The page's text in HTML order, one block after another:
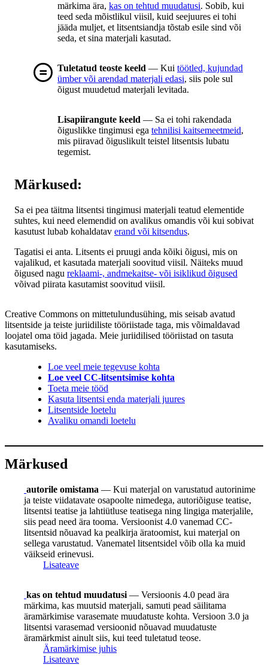
märkima ära, kas on tehtud muudatusi. Sobib, kui
teed seda mõistlikul viisil, kuid seejuures ei tohi
jääda muljet, et litsentsiandja tõstab esile sind või
seda, et sina materjali kasutad.
Tuletatud teoste keeld — Kui töötled, kujundad
ümber või arendad materjali edasi, siis pole sul
õigust muudetud materjali levitada.
Lisapiirangute keeld — Sa ei tohi rakendada
õiguslikke tingimusi ega tehnilisi kaitsemeetmeid,
mis piiravad õiguslikult teistel litsentsis lubatu
tegemist.
Märkused:
Sa ei pea täitma litsentsi tingimusi materjali teatud elementide
suhtes, kui need elemendid on avalikus omandis või kui sobivat
kasutust lubab kohaldatav erand või kitsendus.
Tagatisi ei anta. Litsents ei pruugi anda kõiki õigusi, mis on
vajalikud, et kasutada materjali soovitud viisil. Näiteks muud
õigused nagu reklaami-, andmekaitse- või isiklikud õigused
võivad piirata kasutamist soovitud viisil.
Creative Commons on mittetulundusühing, mis seisab avatud
litsentside ja teiste juriidiliste tööriistade taga, mis võimaldavad
loojatel oma töid jagada. Meie juriidilised tööriistad on tasuta
kasutamiseks.
Loe veel meie tegevuse kohta
Loe veel CC-litsentsimise kohta
Toeta meie tööd
Kasuta litsentsi enda materjali juures
Litsentside loetelu
Avaliku omandi loetelu
Märkused
autorile omistama — Kui materjal on varustatud autorinime
ja teiste viidatavate osapoolte nimedega, autoriõiguse teatise,
litsentsi teatise ja lahtiütluse teatisega ning lingiga materjalile,
siis pead need ära tooma. Versioonist 4.0 vanemad CC-
litsentsid nõuavad ka pealkirja äratoomist, kui materjal on
sellega varustatud. Vanematel litsentsidel võib olla ka muid
väikseid erinevusi.
Lisateave
kas on tehtud muudatusi — Versioonis 4.0 pead ära
märkima, kas muutsid materjali, samuti pead säilitama
äramärkimise varasemate muudatuste kohta. Versioon 3.0 ja
litsentsi varasemad versioonid nõuavad muudatuste
äramärkmist ainult siis, kui teed tuletatud teose.
Äramärkimise juhis
Lisateave